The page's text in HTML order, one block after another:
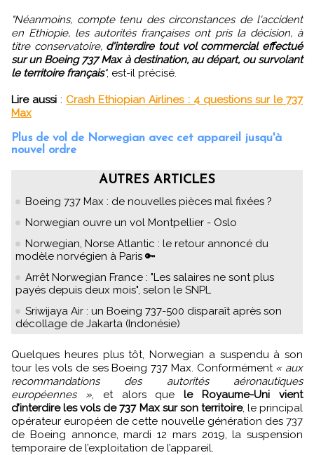
"Néanmoins, compte tenu des circonstances de l'accident
en Ethiopie, les autorités françaises ont pris la décision, à
titre conservatoire, d'interdire tout vol commercial effectué
sur un Boeing 737 Max à destination, au départ, ou survolant
le territoire français", est-il précisé.
Lire aussi : Crash Ethiopian Airlines : 4 questions sur le 737
Max
Plus de vol de Norwegian avec cet appareil jusqu'à
nouvel ordre
AUTRES ARTICLES
Boeing 737 Max : de nouvelles pièces mal fixées ?
Norwegian ouvre un vol Montpellier - Oslo
Norwegian, Norse Atlantic : le retour annoncé du
modèle norvégien à Paris 🔑
Arrêt Norwegian France : "Les salaires ne sont plus
payés depuis deux mois", selon le SNPL
Sriwijaya Air : un Boeing 737-500 disparaît après son
décollage de Jakarta (Indonésie)
Quelques heures plus tôt, Norwegian a suspendu à son
tour les vols de ses Boeing 737 Max. Conformément « aux
recommandations des autorités aéronautiques
européennes », et alors quele Royaume-Uni vient
d’interdire les vols de 737 Max sur son territoire, le principal
opérateur européen de cette nouvelle génération des 737
de Boeing annonce, mardi 12 mars 2019, la suspension
temporaire de l’exploitation de l’appareil.